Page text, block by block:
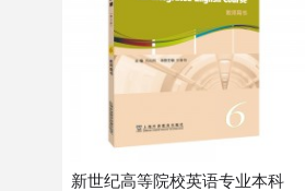
新世纪高等院校英语专业本科